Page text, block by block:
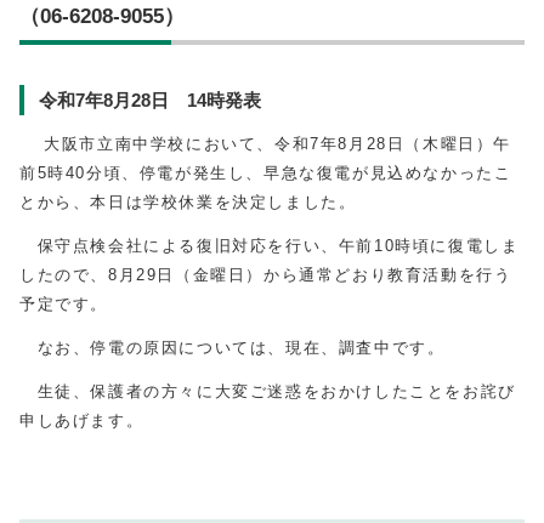
（06-6208-9055）
令和7年8月28日 14時発表
大阪市立南中学校において、令和7年8 月 28 日（木曜日）午
前5時40分頃、停電が発生し、早急な復電が見込めなかったこ
とから、本日は学校休業を決定しました。
保守点検会社による復旧対応を行い、午前 10時頃に復電しま
したので、8月29 日（金曜日）から通常どおり教育活動を行う
予定です。
なお、停電の原因については、現在、調査中です。
生徒、保護者の方々に大変ご迷惑をおかけしたことをお詫び
申しあげます。